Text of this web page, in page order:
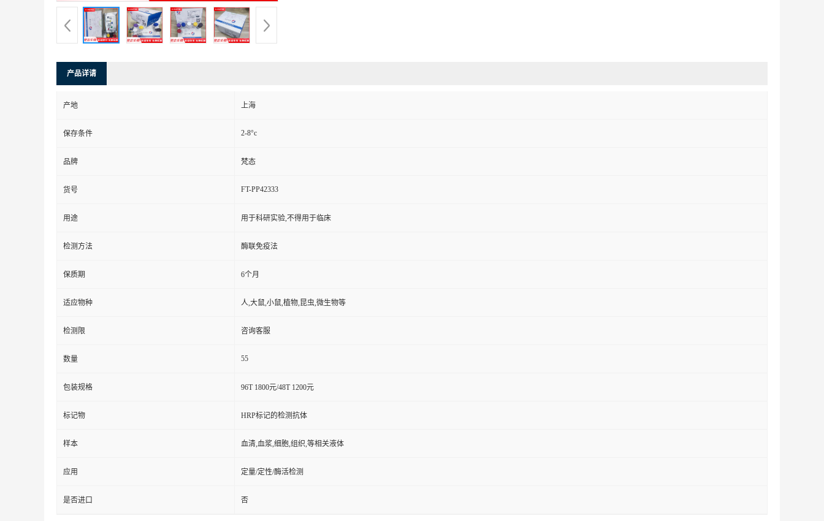
产品详请
产地 上海
保存条件 2-8°c
品牌 梵态
货号 FT-PP42333
用途 用于科研实验,不得用于临床
检测方法 酶联免疫法
保质期 6个月
适应物种 人,大鼠,小鼠,植物,昆虫,微生物等
检测限 咨询客服
数量 55
包装规格 96T 1800元/48T 1200元
标记物 HRP标记的检测抗体
样本 血清,血浆,细胞,组织,等相关液体
应用 定量/定性/酶活检测
是否进口 否